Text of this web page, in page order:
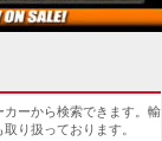
カーから検索できます。輸
り扱っております。